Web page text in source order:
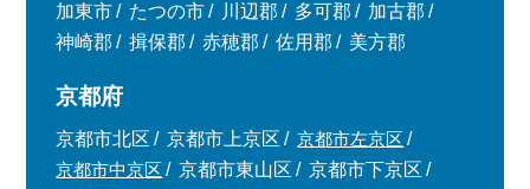
加東市
たつの市 川辺郡 多可郡
加古郡
神崎郡
揖保郡 赤穂郡 佐用郡 美方郡
京都府
京都市北区 京都市上京区
京都市左京区
京都市中京区
京都市東山区
京都市下京区